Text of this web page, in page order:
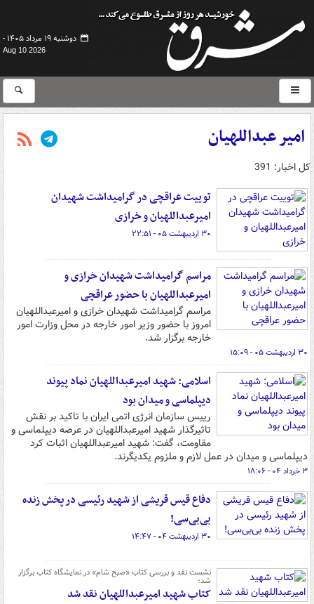
دوشنبه ۱۹ مرداد ۱۴۰۵ -
Aug 10 2026
امیر عبداللهیان
کل اخبار: 391
توییت عراقچی در گرامیداشت شهیدان
امیرعبداللهیان و خرازی
۳۰ اردیبهشت ۰۵ - ۲۲:۵۱
مراسم گرامیداشت شهیدان خرازی و
امیرعبداللهیان با حضور عراقچی
مراسم گرامیداشت شهیدان خرازی و امیرعبداللهیان
امروز با حضور وزیر امور خارجه در محل وزارت امور
خارجه برگزار شد.
۳۰ اردیبهشت ۰۵ - ۱۵:۰۹
اسلامی: شهید امیرعبداللهیان نماد پیوند
دیپلماسی و میدان بود
رییس سازمان انرژی اتمی ایران با تاکید بر نقش
تاثیرگذار شهید امیرعبداللهیان در عرصه دیپلماسی و
مقاومت، گفت: شهید امیرعبداللهیان اثبات کرد
دیپلماسی و میدان در عمل لازم و ملزوم یکدیگرند.
۳ خرداد ۰۴ - ۱۸:۰۶
دفاع قیس قریشی از شهید رئیسی در پخش زنده
بی‌بی‌سی!
۳۰ اردیبهشت ۰۴ - ۱۴:۴۷
نشست نقد و بررسی کتاب «صبح شام» در نمایشگاه کتاب برگزار
شد؛
کتاب شهید امیرعبداللهیان نقد شد